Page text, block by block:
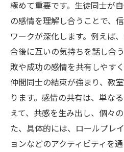
極めて重要です。生徒同士が
の感情を理解し合うことで、
ワークが深化します。例えば
合後に互いの気持ちを話し合
敗や成功の感情を共有しやす
仲間同士の結束が強まり、教
ります。感情の共有は、単な
えて、共感を生み出し、個々
た、具体的には、ロールプレ
ョンなどのアクティビティを